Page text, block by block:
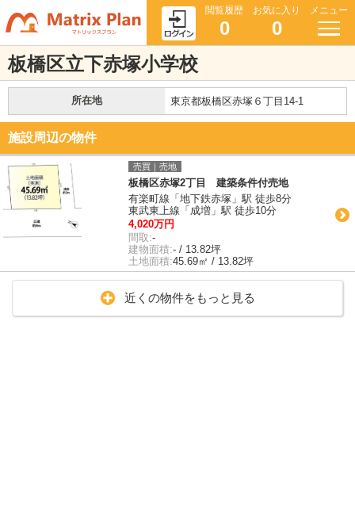
閲覧履歴
0
お気に入り
0
メニュー
板橋区立下赤塚小学校
所在地 東京都板橋区赤塚６丁目14-1
施設周辺の物件
売買｜売地
板橋区赤塚2丁目 建築条件付売地
有楽町線「地下鉄赤塚」駅 徒歩8分
東武東上線「成増」駅 徒歩10分
4,020万円
間取:-
建物面積:- / 13.82坪
土地面積:45.69㎡ / 13.82坪
近くの物件をもっと見る